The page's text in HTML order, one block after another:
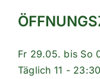
Fr 29.05. bis So
Täglich 11 -